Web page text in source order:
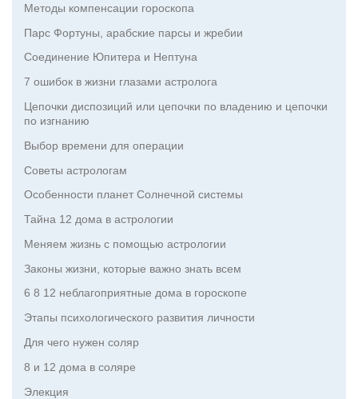
Методы компенсации гороскопа
Парс Фортуны, арабские парсы и жребии
Соединение Юпитера и Нептуна
7 ошибок в жизни глазами астролога
Цепочки диспозиций или цепочки по владению и цепочки
по изгнанию
Выбор времени для операции
Советы астрологам
Особенности планет Солнечной системы
Тайна 12 дома в астрологии
Меняем жизнь с помощью астрологии
Законы жизни, которые важно знать всем
6 8 12 неблагоприятные дома в гороскопе
Этапы психологического развития личности
Для чего нужен соляр
8 и 12 дома в соляре
Элекция